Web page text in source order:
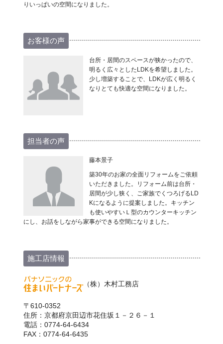
りいっぱいの空間になりました。
お客様の声
台所・居間のスペースが狭かったので、
明るく広々としたLDKを希望しました。
少し増築することで、LDKが広く明るく
なりとても快適な空間になりました。
担当者の声
藤本景子
築30年のお家の全面リフォームをご依頼
いただきました。リフォーム前は台所・
居間が少し狭く、ご家族でくつろげるLD
Kになるように提案しました。キッチン
も使いやすいＬ型のカウンターキッチン
にし、お話をしながら家事ができる空間になりました。
施工店情報
（株）木村工務店
〒610-0352
住所：京都府京田辺市花住坂１－２６－１
電話：0774-64-6434
FAX：0774-64-6435